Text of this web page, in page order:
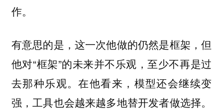
作。
有意思的是，这一次他做的仍然是框架，但
他对“框架”的未来并不乐观，至少不再是过
去那种乐观。在他看来，模型还会继续变
强，工具也会越来越多地替开发者做选择。